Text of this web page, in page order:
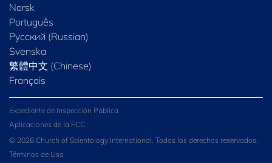
Norsk
Português
Русский (Russian)
Svenska
繁體中文 (Chinese)
Français
Expediente de Inspección Pública
Aplicaciones de la FCC
© 2026 Church of Scientology International. Todos los derechos reservados.
Términos de Uso